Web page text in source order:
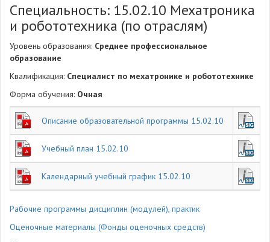
Специальность: 15.02.10 Мехатроника
и робототехника (по отраслям)
Уровень образования: Среднее профессиональное
образование
Квалификация: Специалист по мехатронике и робототехнике
Форма обучения: Очная
Описание образовательной программы 15.02.10
Учебный план 15.02.10
Календарный учебный график 15.02.10
Рабочие программы дисциплин (модулей), практик
Оценочные материалы (Фонды оценочных средств)